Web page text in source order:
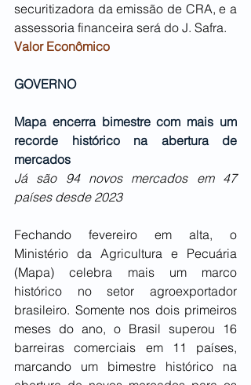
securitizadora da emissão de CRA, e a
assessoria financeira será do J. Safra.
Valor Econômico
GOVERNO
Mapa encerra bimestre com mais um
recorde histórico na abertura de
mercados
Já são 94 novos mercados em 47
países desde 2023
Fechando fevereiro em alta, o
Ministério da Agricultura e Pecuária
(Mapa) celebra mais um marco
histórico no setor agroexportador
brasileiro. Somente nos dois primeiros
meses do ano, o Brasil superou 16
barreiras comerciais em 11 países,
marcando um bimestre histórico na